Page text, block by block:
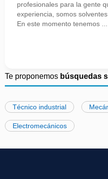
profesionales para la gente
experiencia, somos
En este momento tenemos ...
Te proponemos búsquedas
Técnico industrial
Electromecánicos